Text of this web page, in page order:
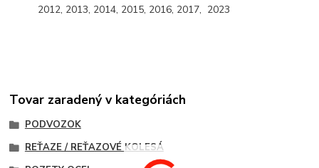
2012, 2013, 2014, 2015, 2016, 2017, 2023
Tovar zaradený v kategóriách
PODVOZOK
REŤAZE / REŤAZOVÉ KOLESÁ